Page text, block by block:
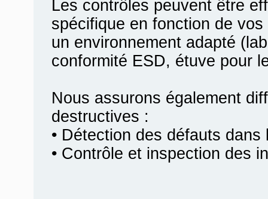
Les contrôles peuvent être
spécifique en fonction de
un environnement adapté
conformité ESD, étuve pour
Nous assurons également
destructives :
• Détection des défauts
• Contrôle et inspection des